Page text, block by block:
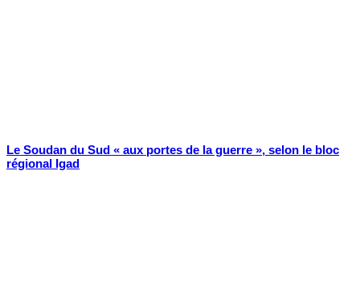
Le Soudan du Sud « aux portes de la guerre », selon le bloc
régional Igad